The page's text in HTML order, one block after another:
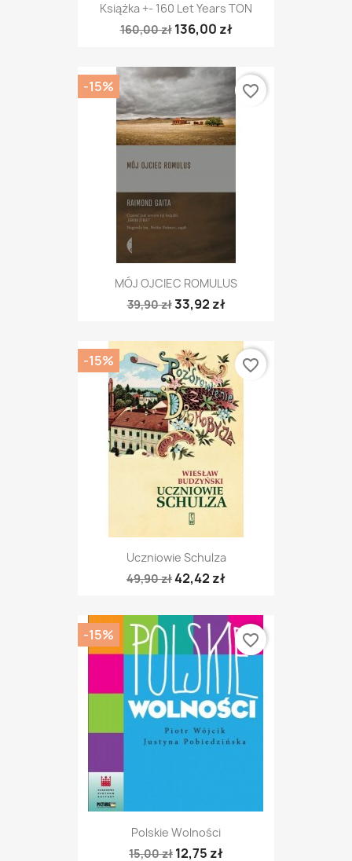
Książka +- 160 Let Years TON
160,00 zł 136,00 zł
MÓJ OJCIEC ROMULUS
39,90 zł33,92 zł
-15% favorite_border
Uczniowie Schulza
49,90 zł42,42 zł
-15% favorite_border
Polskie Wolności
15,00 zł 12,75 zł
-15% favorite_border